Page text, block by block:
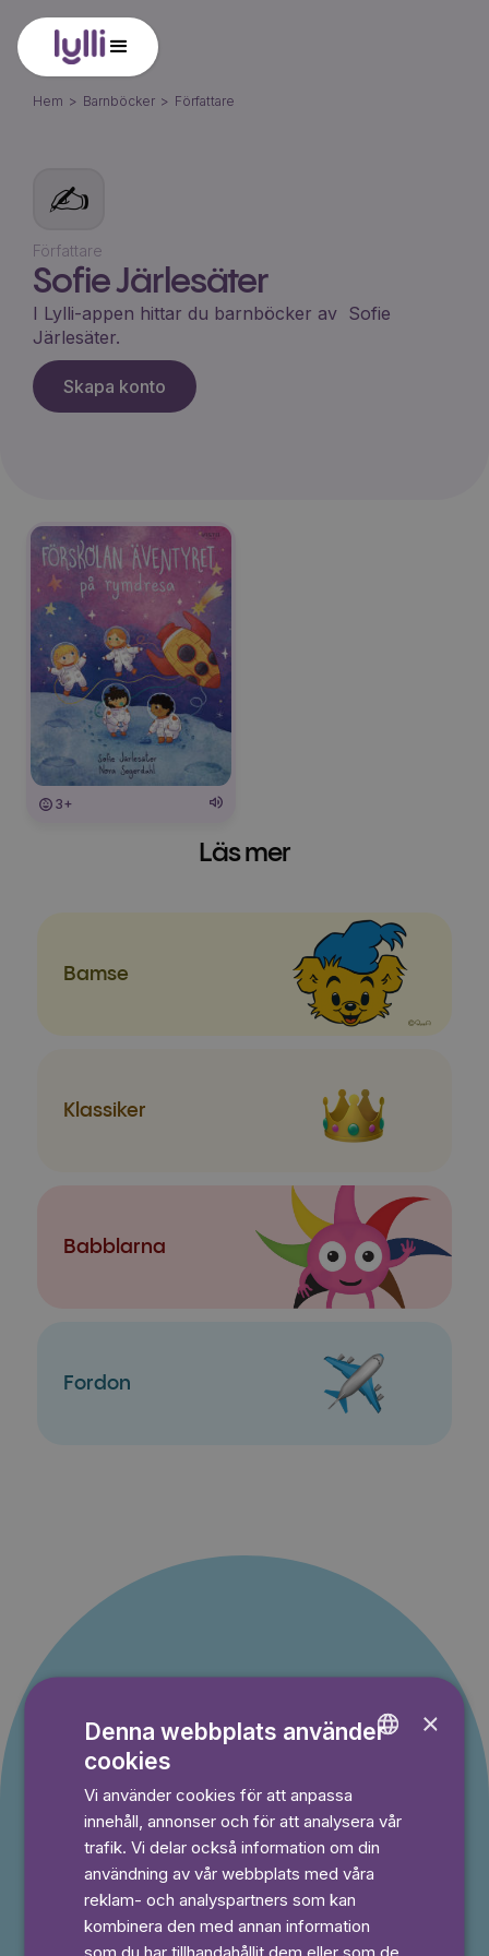
Hem > Barnböcker > Författare
✍️
Författare
Sofie Järlesäter
I Lylli-appen hittar du barnböcker av Sofie
Järlesäter.
Skapa konto
3+
Läs mer
Bamse
Klassiker
Babblarna
Fordon
Erbjudande till nya
kunder
Du betalar inget under provperioden och kan
avsluta din prenumeration när som helst.
⭐️ Offer!
Månad
×
Denna webbplats använder
cookies
Vi använder cookies för att anpassa
innehåll, annonser och för att analysera vår
trafik. Vi delar också information om din
användning av vår webbplats med våra
reklam- och analyspartners som kan
kombinera den med annan information
som du har tillhandahållit dem eller som de